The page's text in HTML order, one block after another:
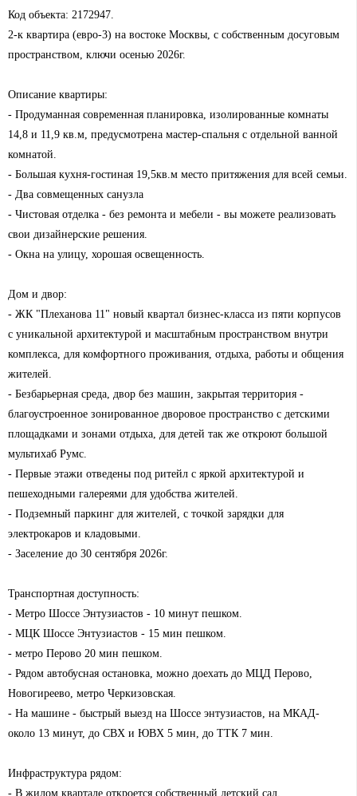
Код объекта: 2172947.
2-к квартира (евро-3) на востоке Москвы, с собственным досуговым
пространством, ключи осенью 2026г.
Описание квартиры:
- Продуманная современная планировка, изолированные комнаты
14,8 и 11,9 кв.м, предусмотрена мастер-спальня с отдельной ванной
комнатой.
- Большая кухня-гостиная 19,5кв.м место притяжения для всей семьи.
- Два совмещенных санузла
- Чистовая отделка - без ремонта и мебели - вы можете реализовать
свои дизайнерские решения.
- Окна на улицу, хорошая освещенность.
Дом и двор:
- ЖК "Плеханова 11" новый квартал бизнес-класса из пяти корпусов
с уникальной архитектурой и масштабным пространством внутри
комплекса, для комфортного проживания, отдыха, работы и общения
жителей.
- Безбарьерная среда, двор без машин, закрытая территория -
благоустроенное зонированное дворовое пространство с детскими
площадками и зонами отдыха, для детей так же откроют большой
мультихаб Румс.
- Первые этажи отведены под ритейл с яркой архитектурой и
пешеходными галереями для удобства жителей.
- Подземный паркинг для жителей, с точкой зарядки для
электрокаров и кладовыми.
- Заселение до 30 сентября 2026г.
Транспортная доступность:
- Метро Шоссе Энтузиастов - 10 минут пешком.
- МЦК Шоссе Энтузиастов - 15 мин пешком.
- метро Перово 20 мин пешком.
- Рядом автобусная остановка, можно доехать до МЦД Перово,
Новогиреево, метро Черкизовская.
- На машине - быстрый выезд на Шоссе энтузиастов, на МКАД-
около 13 минут, до СВХ и ЮВХ 5 мин, до ТТК 7 мин.
Инфраструктура рядом:
- В жилом квартале откроется собственный детский сад.